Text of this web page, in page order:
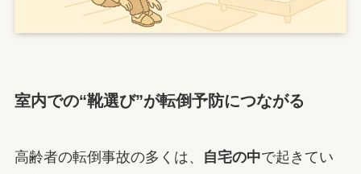
室内での“靴選び”が転倒予防につながる
高齢者の転倒事故の多くは、 自宅の中で起きてい